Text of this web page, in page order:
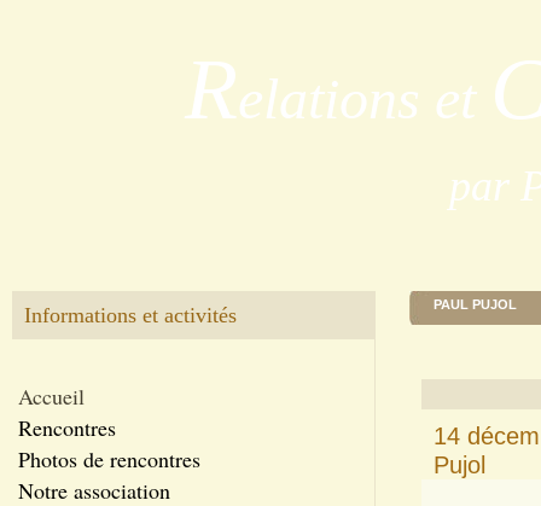
Relations et
par
Informations et activités
Accueil
Rencontres
Photos de rencontres
Notre association
PAUL PUJOL
14
Pujol